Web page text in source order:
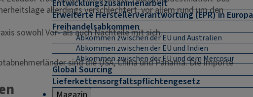
Entwicklungszusammenarbeit
Erweiterte Herstellerverantwortung (EPR) in Europa
Freihandelsabkommen
Abkommen zwischen der EU und Australien
Abkommen zwischen der EU und Indien
Abkommen zwischen der EU und dem Mercosur
Global Sourcing
Lieferkettensorgfaltspflichtengesetz
Magazin
allerdings verschlechtert, vor allem rund um den
sowohl Vor- als auch Nachteile mit sich.
sind die USA, China und Panama. Die Importe